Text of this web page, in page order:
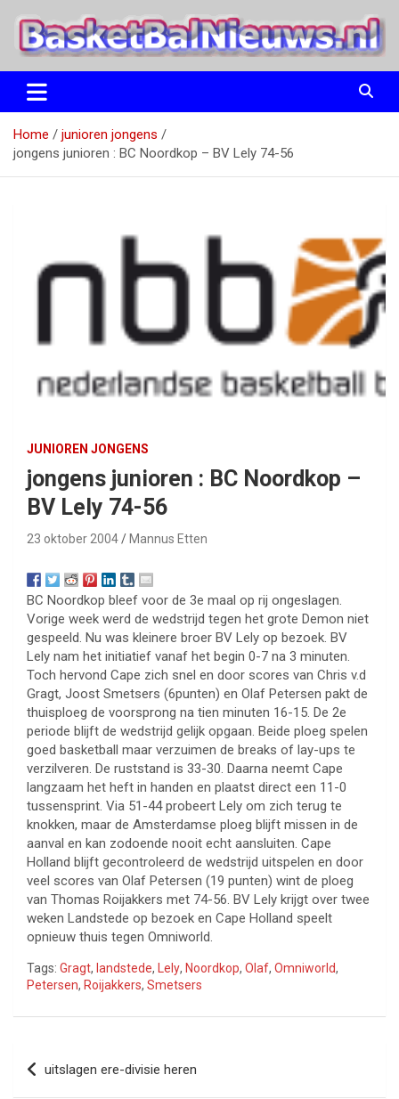
naar
BasketBalNieuws.nl
Etten
Home
junioren jongens
jongens junioren : BC Noordkop – BV Lely 74-56
JUNIOREN JONGENS
jongens junioren : BC Noordkop –
BV Lely 74-56
23 oktober 2004 Mannus Etten
BC Noordkop bleef voor de 3e maal op rij ongeslagen.
Vorige week werd de wedstrijd tegen het grote Demon niet
gespeeld. Nu was kleinere broer BV Lely op bezoek. BV
Lely nam het initiatief vanaf het begin 0-7 na 3 minuten.
Toch hervond Cape zich snel en door scores van Chris v.d
Gragt, Joost Smetsers (6punten) en Olaf Petersen pakt de
thuisploeg de voorsprong na tien minuten 16-15. De 2e
periode blijft de wedstrijd gelijk opgaan. Beide ploeg spelen
goed basketball maar verzuimen de breaks of lay-ups te
verzilveren. De ruststand is 33-30. Daarna neemt Cape
langzaam het heft in handen en plaatst direct een 11-0
tussensprint. Via 51-44 probeert Lely om zich terug te
knokken, maar de Amsterdamse ploeg blijft missen in de
aanval en kan zodoende nooit echt aansluiten. Cape
Holland blijft gecontroleerd de wedstrijd uitspelen en door
veel scores van Olaf Petersen (19 punten) wint de ploeg
van Thomas Roijakkers met 74-56. BV Lely krijgt over twee
weken Landstede op bezoek en Cape Holland speelt
opnieuw thuis tegen Omniworld.
Tags: Gragt, landstede, Lely, Noordkop, Olaf, Omniworld,
Petersen, Roijakkers, Smetsers
Bericht
navigatie
uitslagen ere-divisie heren